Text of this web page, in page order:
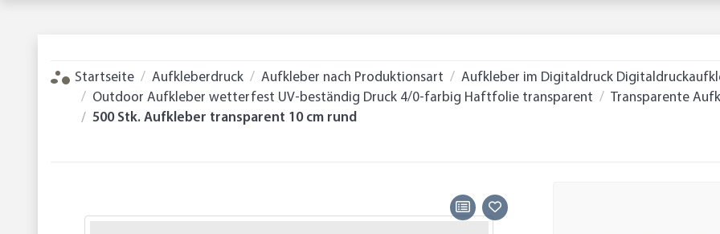
Startseite Aufkleberdruck Aufkleber nach Produktionsart
Aufkleber im Digitaldruck
Outdoor Aufkleber wetterfest UV-beständig Druck 4/0-farbig Haftfolie transparent
Transparente
500 Stk. Aufkleber transparent 10 cm rund